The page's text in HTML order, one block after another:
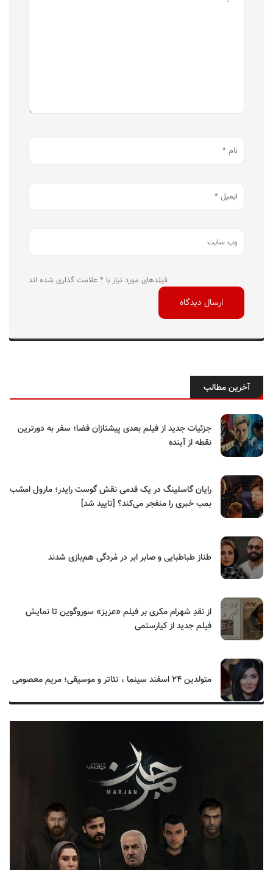
فیلدهای مورد نیاز با * علامت گذاری شده اند
آخرین مطالب
جزئیات جدید از فیلم بعدی پیشتازان فضا؛ سفر به دورترین
نقطه از آینده
رایان گاسلینگ در یک قدمی نقش گوست رایدر؛ مارول امشب
بمب خبری را منفجر می‌کند؟ [تایید شد]
طناز طباطبایی و صابر ابر در مُردگی هم‌بازی شدند
از نقدِ شهرام مکری بر فیلم «عزیز» سوروگوین تا نمایش
فیلم جدید از کیارستمی
متولدین ۲۴ اسفند سینما ، تئاتر و موسیقی؛ مریم معصومی